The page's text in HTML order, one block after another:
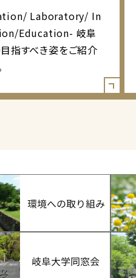
Laboratory/ In
Education- 岐阜
指すべき姿をご紹介